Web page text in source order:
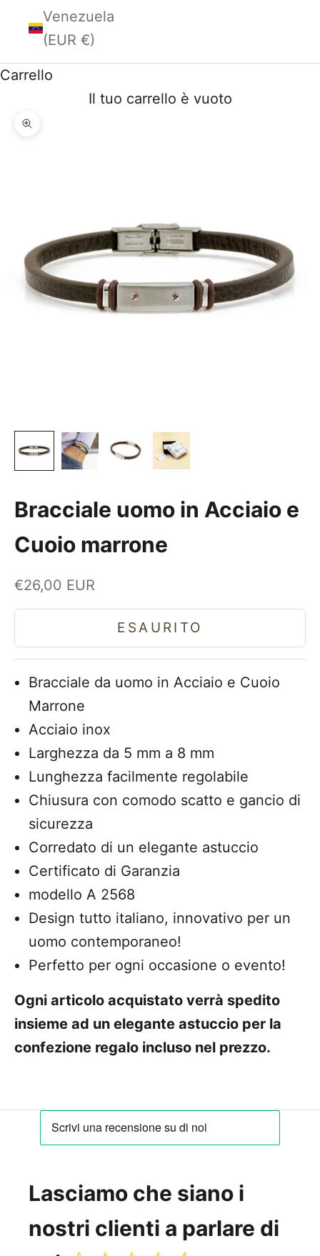
Venezuela
(EUR €)
Carrello
Il tuo carrello è vuoto
Ingrandisci immagine
Bracciale uomo in Acciaio e
Cuoio marrone
Prezzo scontato
€26,00 EUR
ESAURITO
Bracciale da uomo in Acciaio e Cuoio
Marrone
Acciaio inox
Larghezza da 5 mm a 8 mm
Lunghezza facilmente regolabile
Chiusura con comodo scatto e gancio di
sicurezza
Corredato di un elegante astuccio
Certificato di Garanzia
modello A 2568
Design tutto italiano, innovativo per un
uomo contemporaneo!
Perfetto per ogni occasione o evento!
Ogni articolo acquistato verrà spedito
insieme ad un elegante astuccio per la
confezione regalo incluso nel prezzo.
Lasciamo che siano i
nostri clienti a parlare di